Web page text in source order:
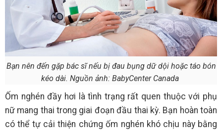
Bạn nên đến gặp bác sĩ nếu bị đau bụng dữ dội hoặc táo bón
kéo dài. Nguồn ảnh: BabyCenter Canada
Ốm nghén đầy hơi là tình trạng rất quen thuộc với phụ
nữ mang thai trong giai đoạn đầu thai kỳ. Bạn hoàn toàn
có thể tự cải thiện chứng ốm nghén khó chịu này bằng